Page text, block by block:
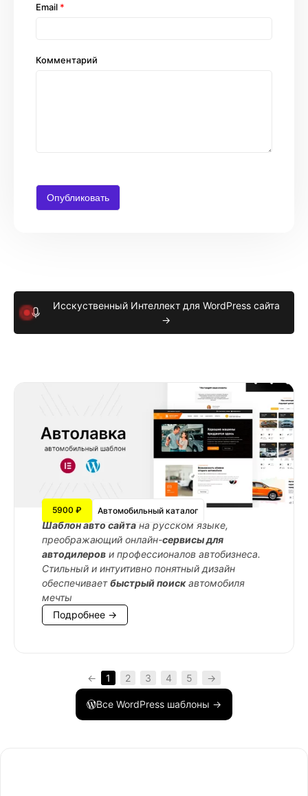
Комментарий
Email *
Исскуственный Интеллект для WordPress сайта
→
5900 ₽ Автомобильный каталог
Шаблон авто сайта на русском языке,
преображающий онлайн-сервисы для
автодилеров и профессионалов автобизнеса.
Стильный и интуитивно понятный дизайн
обеспечиваетбыстрый поискавтомобиля
мечты
Подробнее →
← 1 2 3 4 5 →
Все WordPress шаблоны →